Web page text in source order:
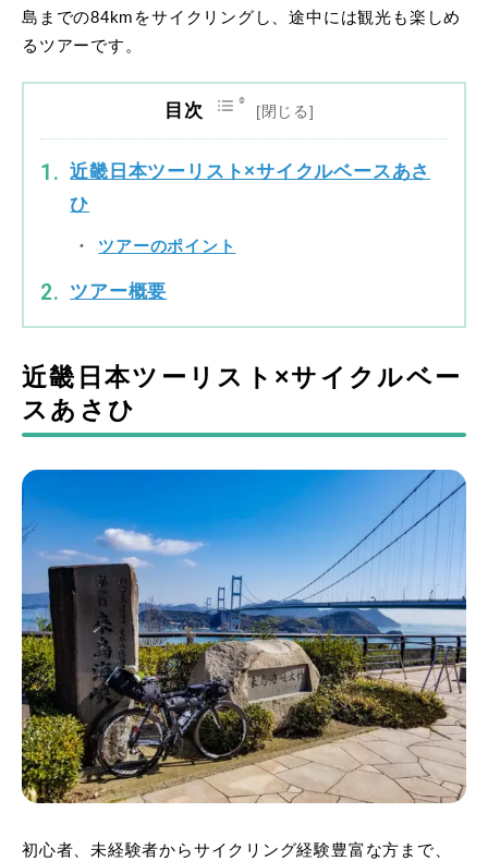
島までの84kmをサイクリングし、途中には観光も楽しめ
るツアーです。
目次
近畿日本ツーリスト×サイクルベースあさ
ひ
ツアーのポイント
ツアー概要
近畿日本ツーリスト×サイクルベー
スあさひ
初心者、未経験者からサイクリング経験豊富な方まで、